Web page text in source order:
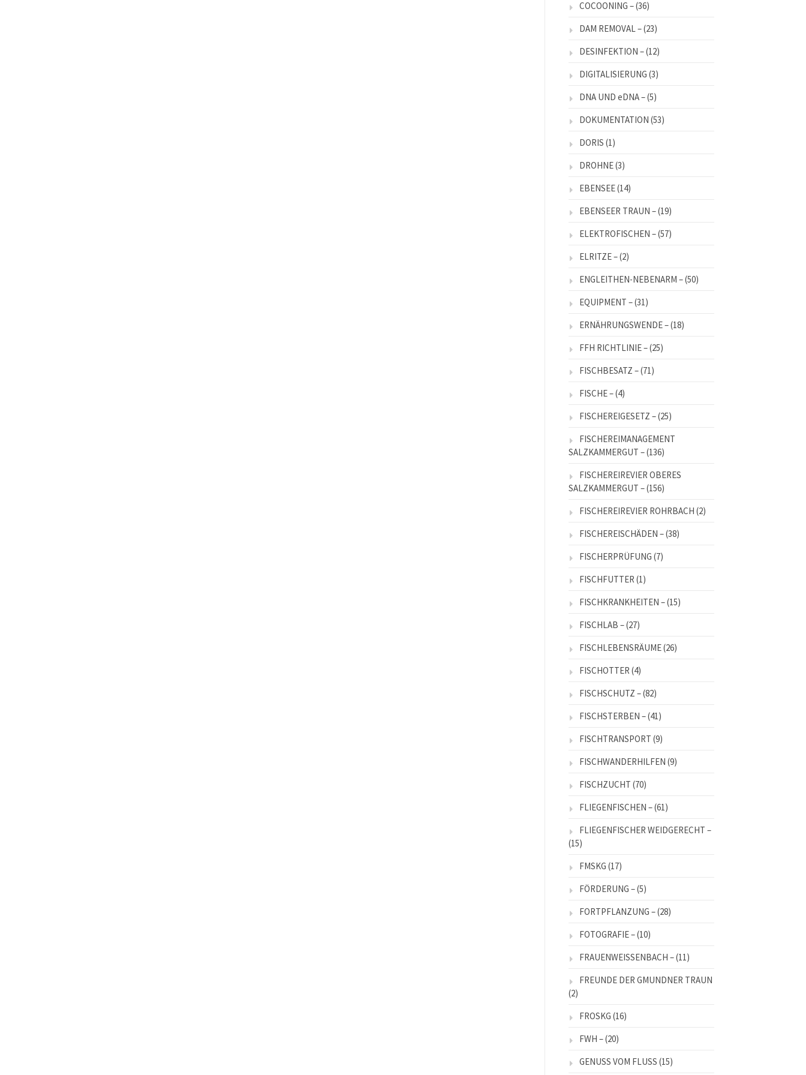
COCOONING –(36)
DAM REMOVAL –(23)
DESINFEKTION –(12)
DIGITALISIERUNG (3)
DNA UND eDNA –(5)
DOKUMENTATION (53)
DORIS (1)
DROHNE(3)
EBENSEE(14)
EBENSEER TRAUN –(19)
ELEKTROFISCHEN –(57)
ELRITZE –(2)
ENGLEITHEN-NEBENARM –(50)
EQUIPMENT –(31)
ERNÄHRUNGSWENDE –(18)
FFH RICHTLINIE –(25)
FISCHBESATZ –(71)
FISCHE –(4)
FISCHEREIGESETZ –(25)
FISCHEREIMANAGEMENT
SALZKAMMERGUT –(136)
FISCHEREIREVIER OBERES
SALZKAMMERGUT –(156)
FISCHEREIREVIER ROHRBACH (2)
FISCHEREISCHÄDEN –(38)
FISCHERPRÜFUNG (7)
FISCHFUTTER (1)
FISCHKRANKHEITEN –(15)
FISCHLAB –(27)
FISCHLEBENSRÄUME(26)
FISCHOTTER (4)
FISCHSCHUTZ –(82)
FISCHSTERBEN –(41)
FISCHTRANSPORT (9)
FISCHWANDERHILFEN (9)
FISCHZUCHT (70)
FLIEGENFISCHEN –(61)
FLIEGENFISCHER WEIDGERECHT –
(15)
FMSKG (17)
FÖRDERUNG –(5)
FORTPFLANZUNG –(28)
FOTOGRAFIE –(10)
FRAUENWEISSENBACH –(11)
FREUNDE DER GMUNDNER TRAUN
(2)
FROSKG (16)
FWH –(20)
GENUSS VOM FLUSS (15)